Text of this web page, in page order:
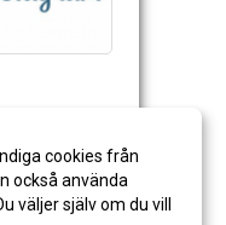
cookies från
också använda
väljer själv om du vill